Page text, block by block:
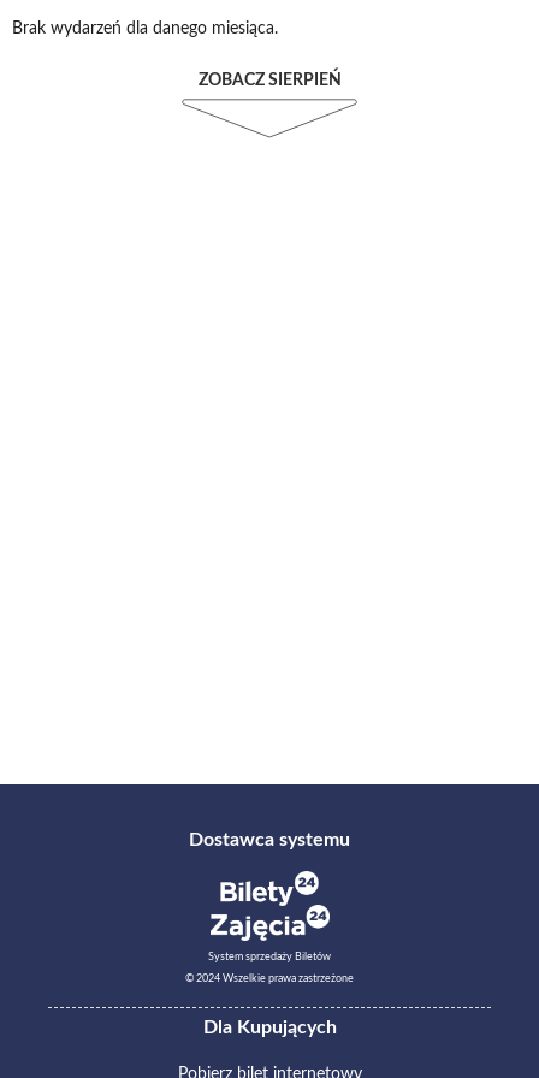
Brak wydarzeń dla danego miesiąca.
ZOBACZ SIERPIEŃ
Dostawca systemu
System sprzedaży Biletów
© 2024 Wszelkie prawa zastrzeżone
Dla Kupujących
Pobierz bilet internetowy